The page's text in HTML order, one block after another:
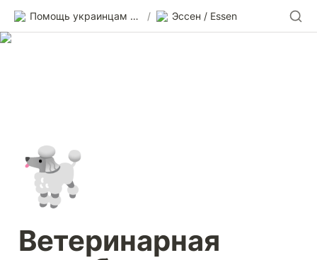
Помощь украинцам в Германии / Эссен / Essen
🐩
Ветеринарная